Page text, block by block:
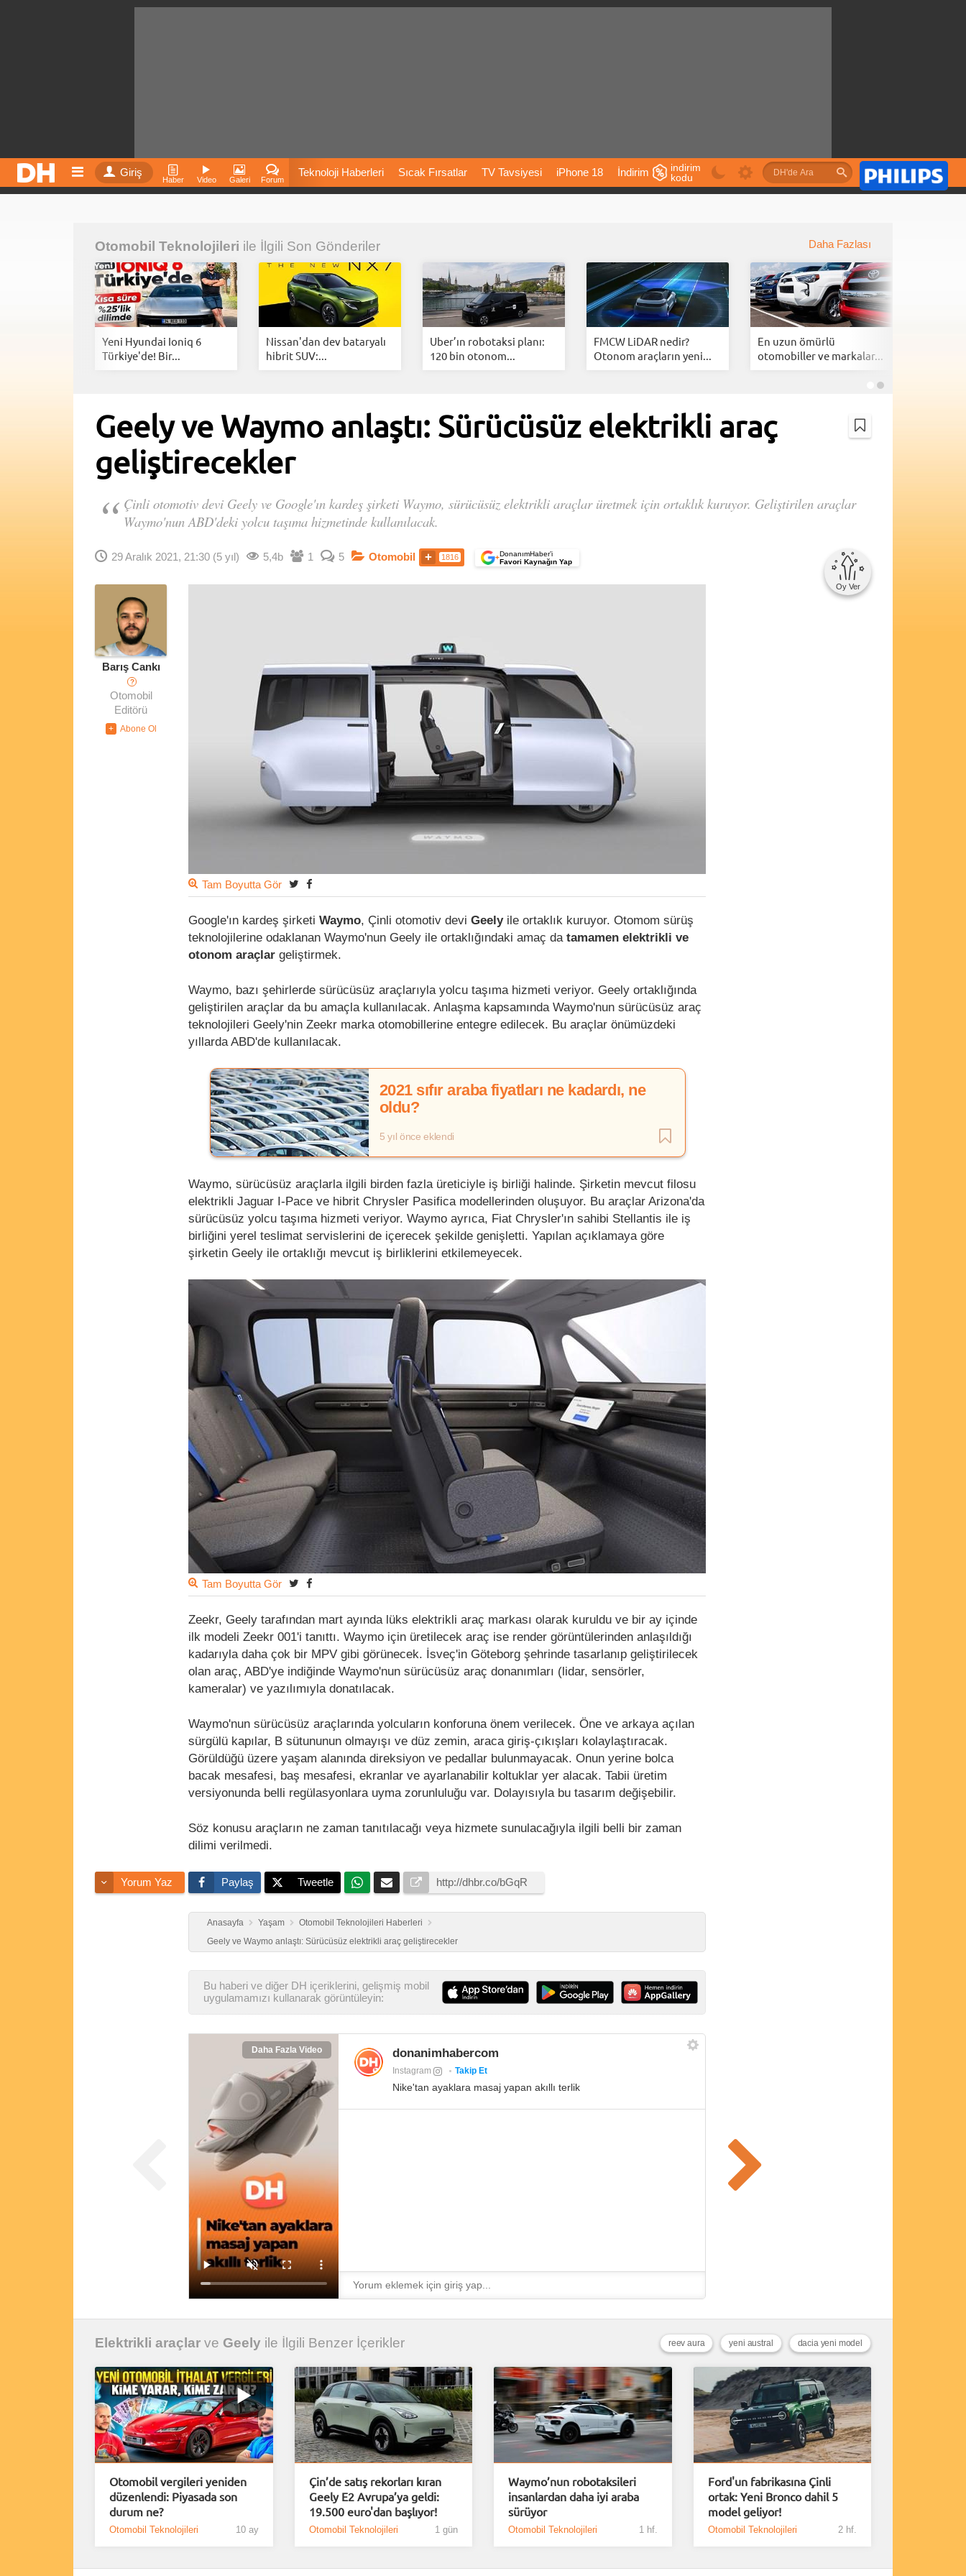
Giriş
Haber Video Galeri Forum
Teknoloji Haberleri Sıcak Fırsatlar TV Tavsiyesi iPhone 18 İndirim
Fiyatları Vizyondaki
İnstagram Dondurma İnstagram Çöktü Mü
indirim
kodu
Otomobil Teknolojileri ile İlgili Son Gönderiler Daha Fazlası
Yeni Hyundai Ioniq 6
Türkiye'de! Bir...
Nissan'dan dev bataryalı
hibrit SUV:...
Uber’ın robotaksi planı:
120 bin otonom...
FMCW LiDAR nedir?
Otonom araçların yeni...
En uzun ömürlü
otomobiller ve markalar...
Geely ve Waymo anlaştı: Sürücüsüz elektrikli araç
geliştirecekler
Çinli otomotiv devi Geely ve Google'ın kardeş şirketi Waymo, sürücüsüz elektrikli araçlar üretmek için ortaklık kuruyor. Geliştirilen araçlar
Waymo'nun ABD'deki yolcu taşıma hizmetinde kullanılacak.
29 Aralık 2021, 21:30 (5 yıl) 5,4b 1 5 Otomobil 1816 +DonanımHaber’i
Favori Kaynağın Yap
Oy Ver
Barış Cankı
?
Otomobil
Editörü
Tam Boyutta Gör
Google'ın kardeş şirketi Waymo, Çinli otomotiv devi Geely ile ortaklık kuruyor. Otomom sürüş
teknolojilerine odaklanan Waymo'nun Geely ile ortaklığındaki amaç da tamamen elektrikli ve
otonom araçlar geliştirmek.
Waymo, bazı şehirlerde sürücüsüz araçlarıyla yolcu taşıma hizmeti veriyor. Geely ortaklığında
geliştirilen araçlar da bu amaçla kullanılacak. Anlaşma kapsamında Waymo'nun sürücüsüz araç
teknolojileri Geely'nin Zeekr marka otomobillerine entegre edilecek. Bu araçlar önümüzdeki
yıllarda ABD'de kullanılacak.
2021 sıfır araba fiyatları ne kadardı, ne
oldu?
5 yıl önce eklendi
Waymo, sürücüsüz araçlarla ilgili birden fazla üreticiyle iş birliği halinde. Şirketin mevcut filosu
elektrikli Jaguar I-Pace ve hibrit Chrysler Pasifica modellerinden oluşuyor. Bu araçlar Arizona'da
sürücüsüz yolcu taşıma hizmeti veriyor. Waymo ayrıca, Fiat Chrysler'ın sahibi Stellantis ile iş
birliğini yerel teslimat servislerini de içerecek şekilde genişletti. Yapılan açıklamaya göre
şirketin Geely ile ortaklığı mevcut iş birliklerini etkilemeyecek.
Tam Boyutta Gör
Zeekr, Geely tarafından mart ayında lüks elektrikli araç markası olarak kuruldu ve bir ay içinde
ilk modeli Zeekr 001'i tanıttı. Waymo için üretilecek araç ise render görüntülerinden anlaşıldığı
kadarıyla daha çok bir MPV gibi görünecek. İsveç'in Göteborg şehrinde tasarlanıp geliştirilecek
olan araç, ABD'ye indiğinde Waymo'nun sürücüsüz araç donanımları (lidar, sensörler,
kameralar) ve yazılımıyla donatılacak.
Waymo'nun sürücüsüz araçlarında yolcuların konforuna önem verilecek. Öne ve arkaya açılan
sürgülü kapılar, B sütununun olmayışı ve düz zemin, araca giriş-çıkışları kolaylaştıracak.
Görüldüğü üzere yaşam alanında direksiyon ve pedallar bulunmayacak. Onun yerine bolca
bacak mesafesi, baş mesafesi, ekranlar ve ayarlanabilir koltuklar yer alacak. Tabii üretim
versiyonunda belli regülasyonlara uyma zorunluluğu var. Dolayısıyla bu tasarım değişebilir.
Söz konusu araçların ne zaman tanıtılacağı veya hizmete sunulacağıyla ilgili belli bir zaman
dilimi verilmedi.
Yorum Yaz Paylaş Tweetle
Anasayfa Yaşam
Otomobil Teknolojileri Haberleri
Geely ve Waymo anlaştı: Sürücüsüz elektrikli araç geliştirecekler
Bu haberi ve diğer DH içeriklerini, gelişmiş mobil
uygulamamızı kullanarak görüntüleyin:
Daha Fazla Video donanimhabercom
Instagram Takip Et
Nike'tan ayaklara masaj yapan akıllı terlik
Elektrikli araçlar ve Geely ile İlgili Benzer İçerikler dacia yeni model
yeni austral
reev aura
Otomobil vergileri yeniden
düzenlendi: Piyasada son
durum ne?
Otomobil Teknolojileri 10 ay
Çin’de satış rekorları kıran
Geely E2 Avrupa’ya geldi:
19.500 euro'dan başlıyor!
Otomobil Teknolojileri 1 gün
Waymo’nun robotaksileri
insanlardan daha iyi araba
sürüyor
Otomobil Teknolojileri 1 hf.
Ford'un fabrikasına Çinli
ortak: Yeni Bronco dahil 5
model geliyor!
Otomobil Teknolojileri 2 hf.